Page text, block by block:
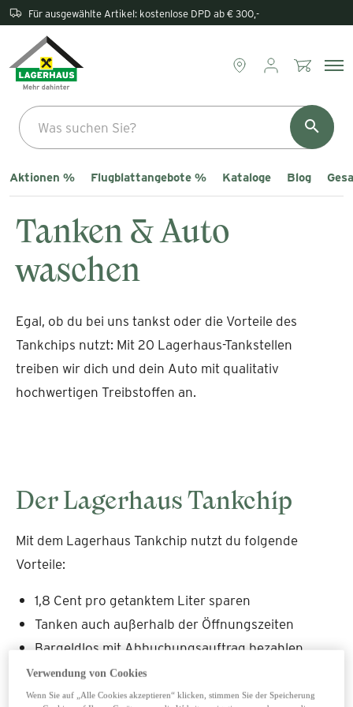
Für ausgewählte Artikel: kostenlose DPD ab € 300,-
Aktionen % Flugblattangebote % Kataloge Blog
Tanken & Auto
waschen
Egal, ob du bei uns tankst oder die Vorteile des
Tankchips nutzt: Mit 20 Lagerhaus-Tankstellen
treiben wir dich und dein Auto mit qualitativ
hochwertigen Treibstoffen an.
Der Lagerhaus Tankchip
Mit dem Lagerhaus Tankchip nutzt du folgende
Vorteile:
1,8 Cent pro getanktem Liter sparen
Tanken auch außerhalb der Öffnungszeiten
Bargeldlos mit Abbuchungsauftrag bezahlen
Eine praktische Sammelrechnung alle zwei
Wochen
Verwendung von Cookies
Wenn Sie auf „Alle Cookies akzeptieren“ klicken, stimmen Sie der Speicherung